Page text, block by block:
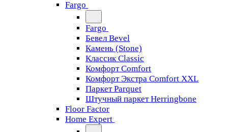
Fargo
Fargo
Бевел Bevel
Камень (Stone)
Классик Classic
Комфорт Comfort
Комфорт Экстра Comfort XXL
Паркет Parquet
Штучный паркет Herringbone
Floor Factor
Home Expert